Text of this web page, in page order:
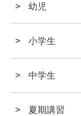
幼児
小学生
中学生
夏期講習